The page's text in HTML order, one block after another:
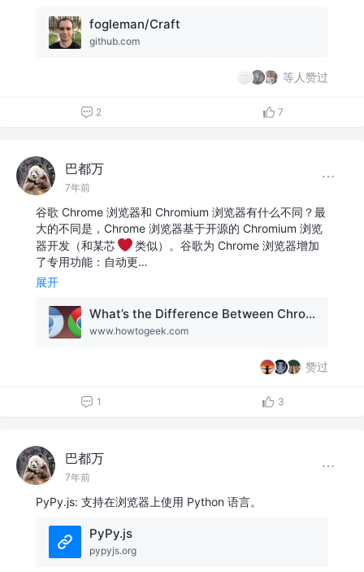
fogleman/Craft
github.com
等人赞过
2 7
巴都万
7年前
谷歌 Chrome 浏览器和 Chromium 浏览器有什么不同？最
大的不同是，Chrome 浏览器基于开源的 Chromium 浏览
器开发（和某芯
️类似）。谷歌为 Chrome 浏览器增加
了专用功能：自动更…
展开
What’s the Difference Between Chromium and Chrome?
www.howtogeek.com
赞过
1 3
巴都万
7年前
PyPy.js: 支持在浏览器上使用 Python 语言。
PyPy.js
pypyjs.org